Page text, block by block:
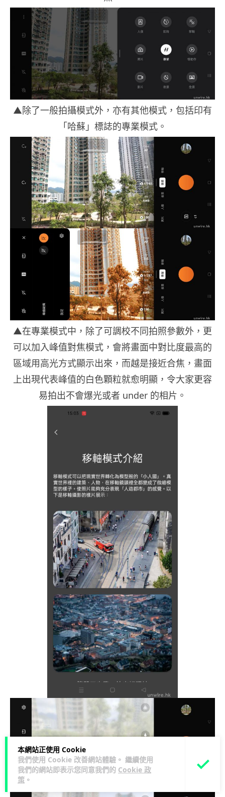
本網站正使用 Cookie
我們使用 Cookie 改善網站體驗。 繼續使用
我們的網站即表示您同意我們的 Cookie 政
策 。
▲除了一般拍攝模式外，亦有其他模式，包括印有
「哈蘇」標誌的專業模式。
▲在專業模式中，除了可調校不同拍照參數外，更
可以加入峰值對焦模式，會將畫面中對比度最高的
區域用高光方式顯示出來，而越是接近合焦，畫面
上出現代表峰值的白色顆粒就愈明顯，令大家更容
易拍出不會爆光或者 under 的相片。